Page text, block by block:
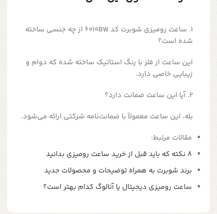
1. ساعت رومیزی شوبرت کد 6010BW از چه جنسی ساخته
شده است؟
این ساعت از فلز با رنگ استاتیک ساخته شده که دوام و
زیبایی خاصی دارد.
2. آیا این ساعت ضمانت دارد؟
بله، این ساعت معمولاً با ضمانت‌نامه شرکتی ارائه می‌شود.
مقالات مرتبط:
8 نکته که باید قبل از خرید ساعت رومیزی بدانید
برند شوبرت به همراه توضیحات و محصولات جدید
ساعت رومیزی دیجیتال یا آنالوگ کدام بهتر است؟